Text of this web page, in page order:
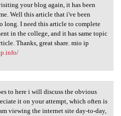
your blog
your blog again, it has been
Well this article that i've been
long. I need this article to complete
in the college, and it has same topic
Thanks, great share. mio ip
to here i will
to here i will discuss the obvious
it on your attempt, which often is
viewing the internet site day-to-day,